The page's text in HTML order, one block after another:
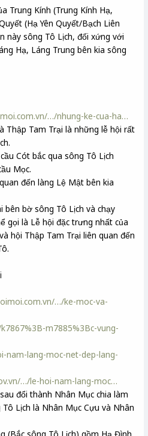
Trung Kính (Trung Kính Hạ,
(Hạ Yên Quyết/Bạch Liên
này sông Tô Lịch, đối xứng với
Hạ, Láng Trung bên kia sông
…/nhung-ke-cua-ha…
Thập Tam Trại là những lễ hội rất
Cót bắc qua sông Tô Lịch
Mọc.
đến làng Lệ Mật bên kia
bên bờ sông Tô Lịch và chạy
gọi là Lễ hội đặc trưng nhất của
hội Thập Tam Trại liên quan đến
…/ke-moc-va-
m7885%3Bc-vung-
nam-lang-moc-net-dep-lang-
…/le-hoi-nam-lang-moc…
đổi thành Nhân Mục chia làm
Lịch là Nhân Mục Cựu và Nhân
(Bắc sông Tô Lịch) gồm Hạ Đình